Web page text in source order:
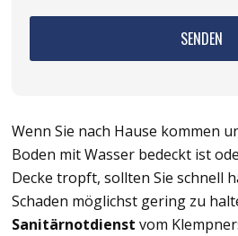
Wenn Sie nach Hause kommen
Boden mit Wasser bedeckt ist
Decke tropft, sollten Sie schnell
Schaden möglichst gering zu
Sanitärnotdienst vom